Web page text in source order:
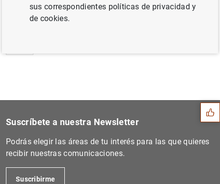
Estado financiero consolida...
Sugerencias
Suscríbete a nuestra Newsletter
Podrás elegir las áreas de tu interés para las que quieres
recibir nuestras comunicaciones.
Suscribirme
sus correspondientes políticas de privacidad y
de cookies.